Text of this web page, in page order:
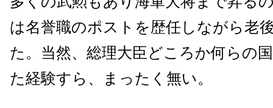
は名誉職のポストを歴任しながら老
た。当然、総理大臣どころか何らの
た経験すら、まったく無い。